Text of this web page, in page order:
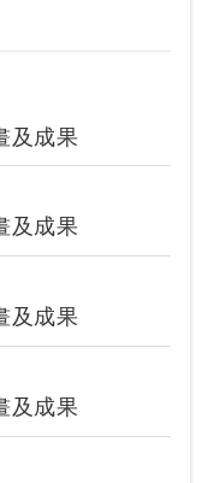
及成果
及成果
及成果
及成果